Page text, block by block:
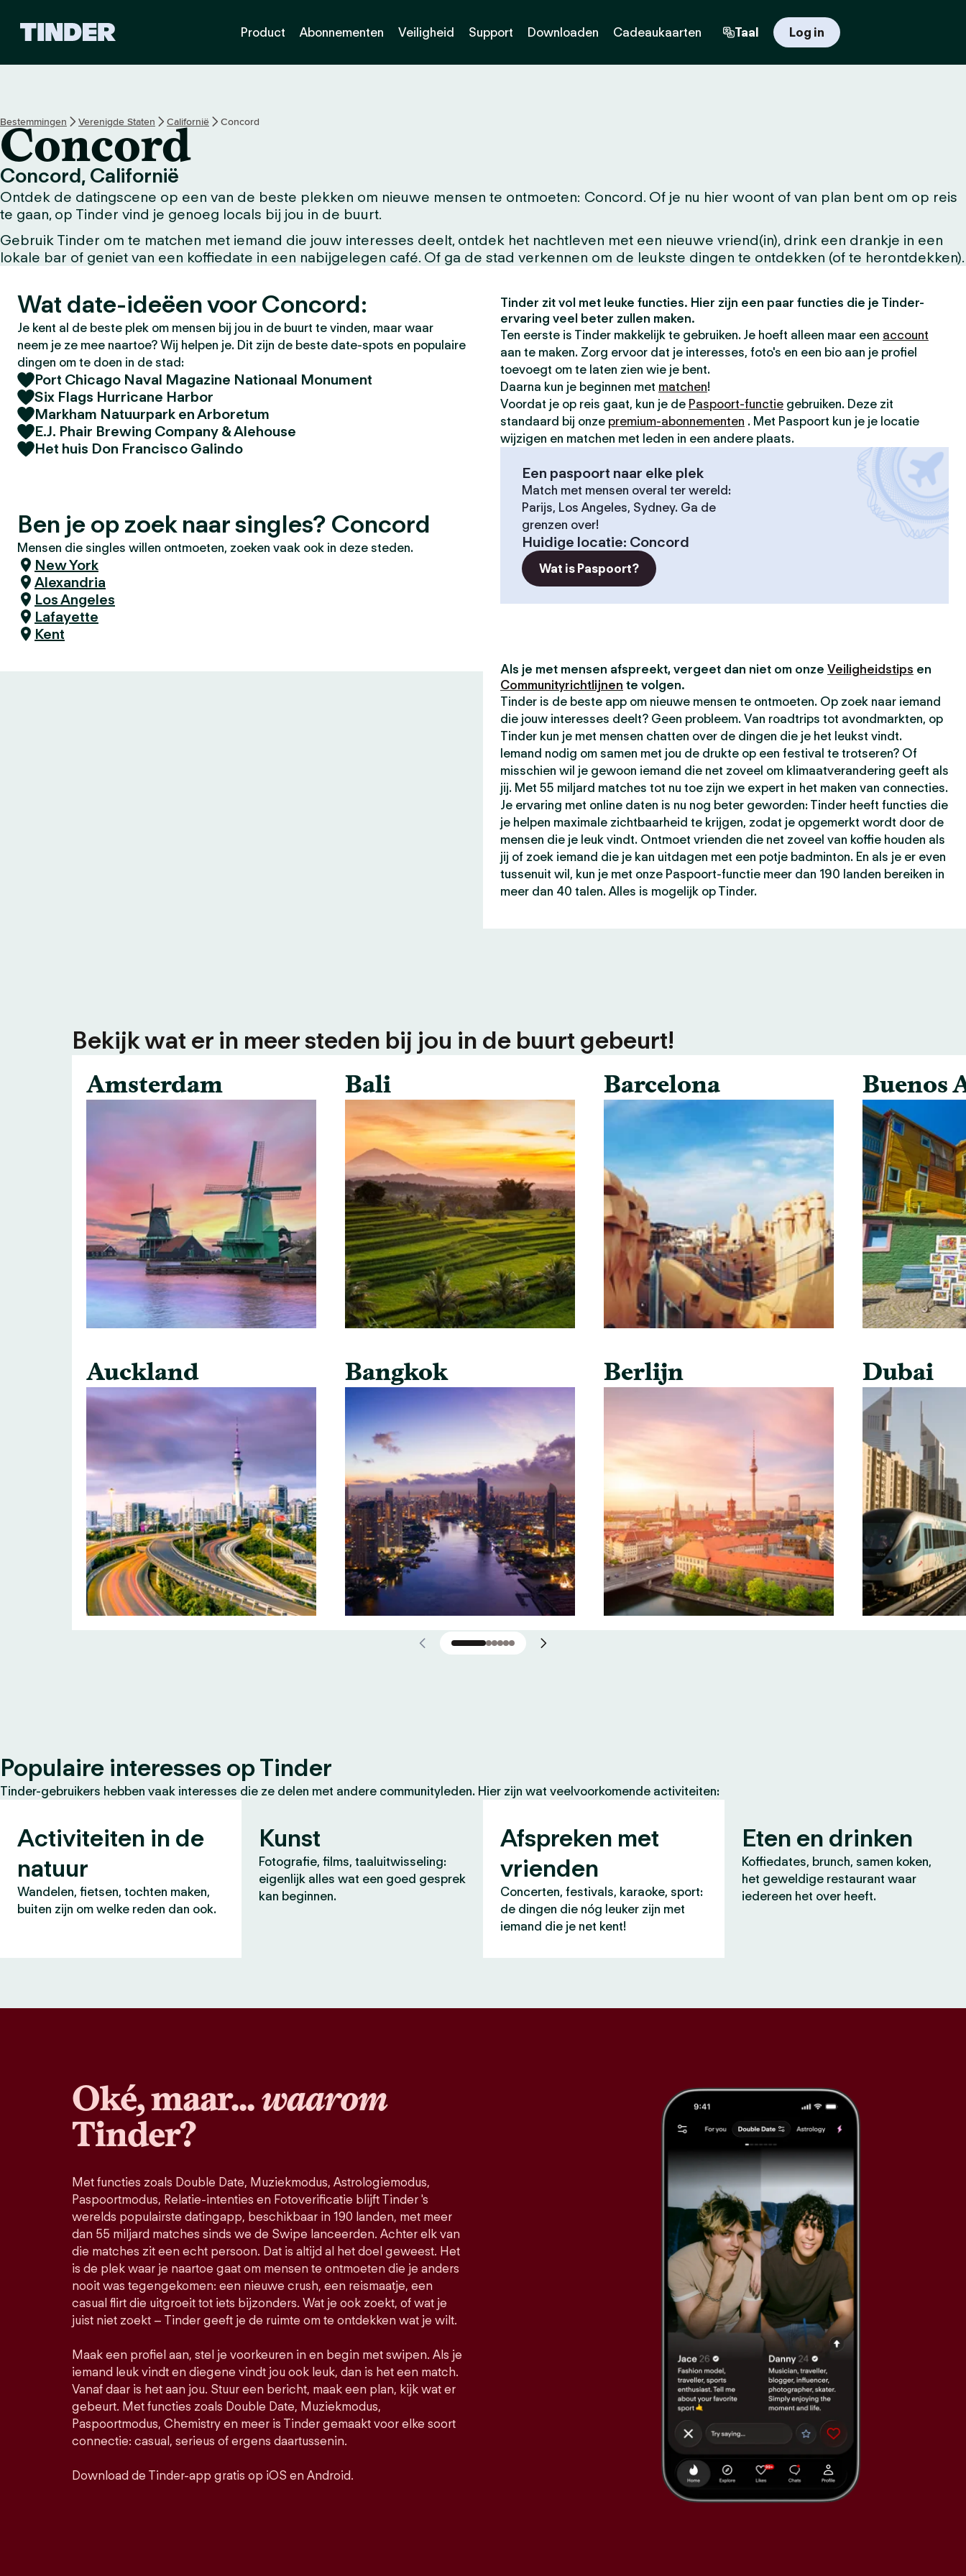
h
o
m
e
p
a
g
n
a
Product Abonnementen Veiligheid Support Downloaden Cadeaukaarten Taal Log in
Bestemmingen Verenigde Staten Californië Concord
Concord
Concord, Californië
Ontdek de datingscene op een van de beste plekken om nieuwe mensen te ontmoeten: Concord. Of je nu hier woont of van plan bent om op reis
te gaan, op Tinder vind je genoeg locals bij jou in de buurt.
Gebruik Tinder om te matchen met iemand die jouw interesses deelt, ontdek het nachtleven met een nieuwe vriend(in), drink een drankje in een
lokale bar of geniet van een koffiedate in een nabijgelegen café. Of ga de stad verkennen om de leukste dingen te ontdekken (of te herontdekken).
Wat date-ideëen voor Concord:
Je kent al de beste plek om mensen bij jou in de buurt te vinden, maar waar
neem je ze mee naartoe? Wij helpen je. Dit zijn de beste date-spots en populaire
dingen om te doen in de stad:
Port Chicago Naval Magazine Nationaal Monument
Six Flags Hurricane Harbor
Markham Natuurpark en Arboretum
E.J. Phair Brewing Company & Alehouse
Het huis Don Francisco Galindo
Ben je op zoek naar singles? Concord
Mensen die singles willen ontmoeten, zoeken vaak ook in deze steden.
New York
Alexandria
Los Angeles
Lafayette
Kent
Tinder zit vol met leuke functies. Hier zijn een paar functies die je Tinder-
ervaring veel beter zullen maken.
Ten eerste is Tinder makkelijk te gebruiken. Je hoeft alleen maar een account
aan te maken. Zorg ervoor dat je interesses, foto's en een bio aan je profiel
toevoegt om te laten zien wie je bent.
Daarna kun je beginnen met matchen!
Voordat je op reis gaat, kun je de Paspoort-functie gebruiken. Deze zit
standaard bij onze premium-abonnementen . Met Paspoort kun je je locatie
wijzigen en matchen met leden in een andere plaats.
Een paspoort naar elke plek
Match met mensen overal ter wereld:
Parijs, Los Angeles, Sydney. Ga de
grenzen over!
Huidige locatie: Concord
Wat is Paspoort?
Als je met mensen afspreekt, vergeet dan niet om onze Veiligheidstips en
Communityrichtlijnen te volgen.
Tinder is de beste app om nieuwe mensen te ontmoeten. Op zoek naar iemand
die jouw interesses deelt? Geen probleem. Van roadtrips tot avondmarkten, op
Tinder kun je met mensen chatten over de dingen die je het leukst vindt.
Iemand nodig om samen met jou de drukte op een festival te trotseren? Of
misschien wil je gewoon iemand die net zoveel om klimaatverandering geeft als
jij. Met 55 miljard matches tot nu toe zijn we expert in het maken van connecties.
Je ervaring met online daten is nu nog beter geworden: Tinder heeft functies die
je helpen maximale zichtbaarheid te krijgen, zodat je opgemerkt wordt door de
mensen die je leuk vindt. Ontmoet vrienden die net zoveel van koffie houden als
jij of zoek iemand die je kan uitdagen met een potje badminton. En als je er even
tussenuit wil, kun je met onze Paspoort-functie meer dan 190 landen bereiken in
meer dan 40 talen. Alles is mogelijk op Tinder.
Bekijk wat er in meer steden bij jou in de buurt gebeurt!
Amsterdam
Auckland
Bali
Bangkok
Barcelona
Berlijn
Buenos
Dubai
Populaire interesses op Tinder
Tinder-gebruikers hebben vaak interesses die ze delen met andere communityleden. Hier zijn wat veelvoorkomende activiteiten:
Activiteiten in de
natuur
Wandelen, fietsen, tochten maken,
buiten zijn om welke reden dan ook.
Kunst
Fotografie, films, taaluitwisseling:
eigenlijk alles wat een goed gesprek
kan beginnen.
Afspreken met
vrienden
Concerten, festivals, karaoke, sport:
de dingen die nóg leuker zijn met
iemand die je net kent!
Eten en drinken
Koffiedates, brunch, samen koken,
het geweldige restaurant waar
iedereen het over heeft.
Oké, maar...waarom
Tinder?
Met functies zoals Double Date, Muziekmodus, Astrologiemodus,
Paspoortmodus, Relatie-intenties en Fotoverificatie blijft Tinder 's
werelds populairste datingapp, beschikbaar in 190 landen, met meer
dan 55 miljard matches sinds we de Swipe lanceerden. Achter elk van
die matches zit een echt persoon. Dat is altijd al het doel geweest. Het
is de plek waar je naartoe gaat om mensen te ontmoeten die je anders
nooit was tegengekomen: een nieuwe crush, een reismaatje, een
casual flirt die uitgroeit tot iets bijzonders. Wat je ook zoekt, of wat je
juist niet zoekt – Tinder geeft je de ruimte om te ontdekken wat je wilt.
Maak een profiel aan, stel je voorkeuren in en begin met swipen. Als je
iemand leuk vindt en diegene vindt jou ook leuk, dan is het een match.
Vanaf daar is het aan jou. Stuur een bericht, maak een plan, kijk wat er
gebeurt. Met functies zoals Double Date, Muziekmodus,
Paspoortmodus, Chemistry en meer is Tinder gemaakt voor elke soort
connectie: casual, serieus of ergens daartussenin.
Download de Tinder-app gratis op iOS en Android.